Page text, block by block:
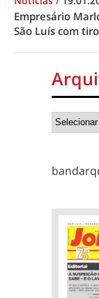
Empresário
São Luís com